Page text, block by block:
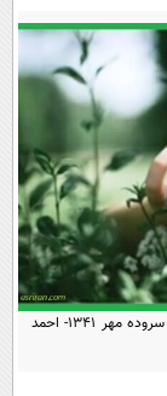
شعر «من و تو، درخت و بارون …» از مجموعه آیدا در آینه؛ سروده مهر 1341- احمد